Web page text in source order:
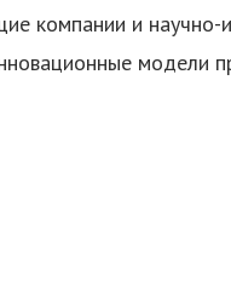
компании и
модели